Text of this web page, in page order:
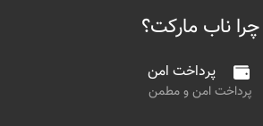
چرا ناب مارکت؟
پرداخت امن
پرداخت امن و مطمن